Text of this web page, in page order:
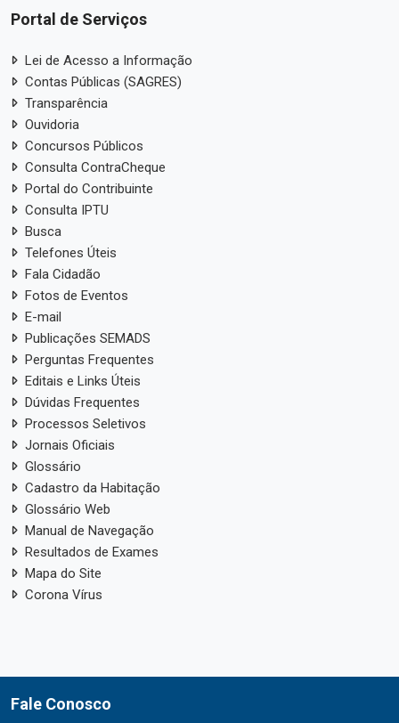
Portal de Serviços
Lei de Acesso a Informação
Contas Públicas (SAGRES)
Transparência
Ouvidoria
Concursos Públicos
Consulta ContraCheque
Portal do Contribuinte
Consulta IPTU
Busca
Telefones Úteis
Fala Cidadão
Fotos de Eventos
E-mail
Publicações SEMADS
Perguntas Frequentes
Editais e Links Úteis
Dúvidas Frequentes
Processos Seletivos
Jornais Oficiais
Glossário
Cadastro da Habitação
Glossário Web
Manual de Navegação
Resultados de Exames
Mapa do Site
Corona Vírus
Fale Conosco